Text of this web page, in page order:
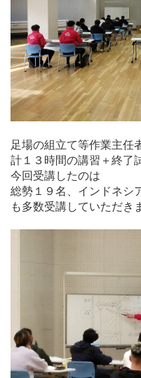
足場の組立て等作業主任
計１３時間の講習＋終了
今回受講したのは
総勢１９名、インドネシ
も多数受講していただき